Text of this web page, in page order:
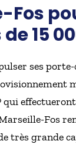
Fos
15
ses
Fos
très grande